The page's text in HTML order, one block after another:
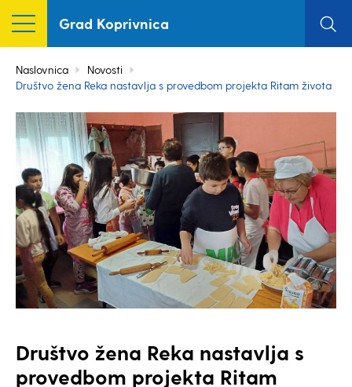
Grad Koprivnica
Naslovnica
Novosti
Društvo žena Reka nastavlja s provedbom projekta Ritam života
Društvo žena Reka nastavlja s
provedbom projekta Ritam